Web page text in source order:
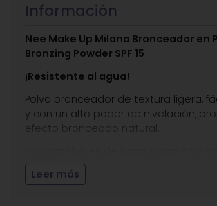
Información
Nee Make Up Milano Bronceador en
Bronzing Powder SPF 15
¡Resistente al agua!
Polvo bronceador de textura ligera,
y con un alto poder de nivelación,
efecto bronceado natural.
mate.Resistente al agua
certificada por SPF 15.
Leer más